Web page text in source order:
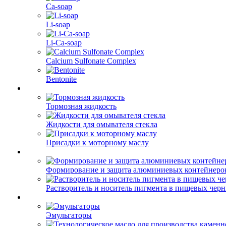
Ca-soap
Li-soap
Li-Ca-soap
Calcium Sulfonate Complex
Bentonite
Тормозная жидкость
Жидкости для омывателя стекла
Присадки к моторному маслу
Формирование и защита алюминиевых
Растворитель и носитель пигмента в пищевых
Эмульгаторы